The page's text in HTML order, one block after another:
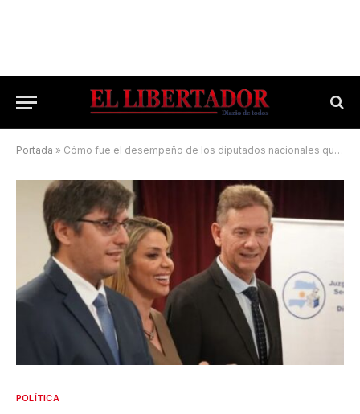
Portada » Cómo fue el desempeño de los diputados nacionales que asumieron en diciembre
POLÍTICA